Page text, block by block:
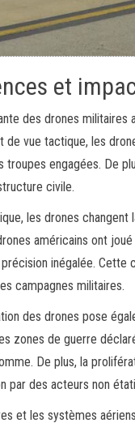
et
des drones
de vue tactique, les
troupes engagées. De
civile.
les drones
américains ont
inégalée.
campagnes militaires.
des drones pose
zones de guerre
De plus, la
par des acteurs non
et les systèmes